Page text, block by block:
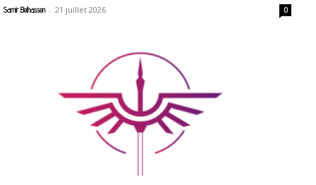
Samir Belhassen - 21 juillet 2026 0